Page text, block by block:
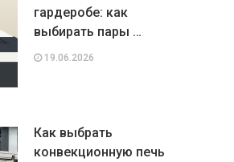
гардеробе: как
выбирать пары …
19.06.2026
Как выбрать
конвекционную печь